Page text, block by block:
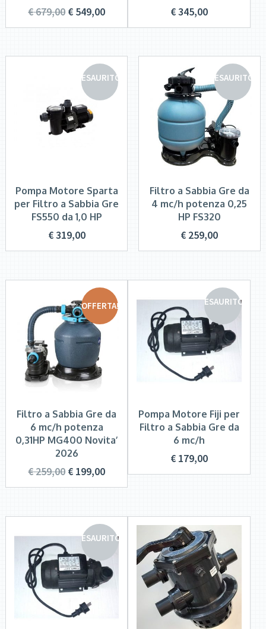
€679,00 € 549,00 €345,00
ESAURITO
Pompa Motore Sparta
per Filtro a Sabbia Gre
FS550 da 1,0 HP
€319,00
ESAURITO
Filtro a Sabbia Gre da
4 mc/h potenza 0,25
HP FS320
€ 259,00
OFFERTA!
Filtro a Sabbia Gre da
6 mc/h potenza
0,31HP MG400 Novita’
2026
€259,00 € 199,00
ESAURITO
Pompa Motore Fiji per
Filtro a Sabbia Gre da
6 mc/h
€ 179,00
ESAURITO